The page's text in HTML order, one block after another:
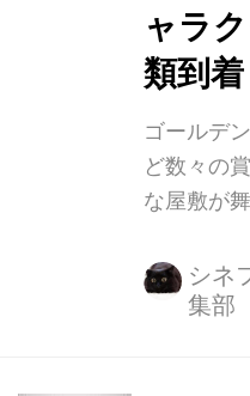
ャラ
類到着
ゴールデ
ど数々の
な屋敷が
の舞台は
ンド北東
シネ
集部